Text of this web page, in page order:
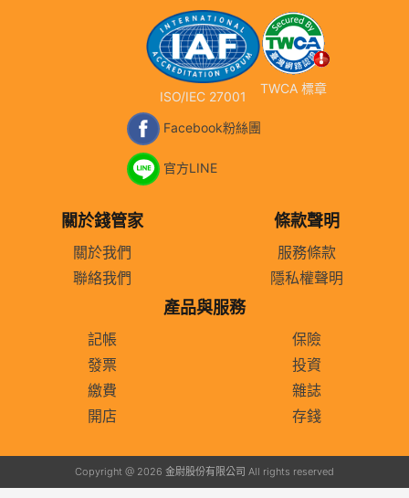
ISO/IEC 27001
TWCA 標章
Facebook粉絲團
官方LINE
關於錢管家
關於我們
聯絡我們
條款聲明
服務條款
隱私權聲明
產品與服務
記帳
發票
繳費
開店
保險
投資
雜誌
存錢
Copyright @ 2026 金尉股份有限公司 All rights reserved